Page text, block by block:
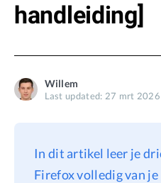
BuhoRepair
BuhoLaunchpad
Blog
Privacy
handleiding]
Willem
Last updated: 27 mrt 2026
In dit artikel leer je
Firefox volledig van